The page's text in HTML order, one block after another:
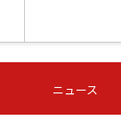
いちご
-
ニュース